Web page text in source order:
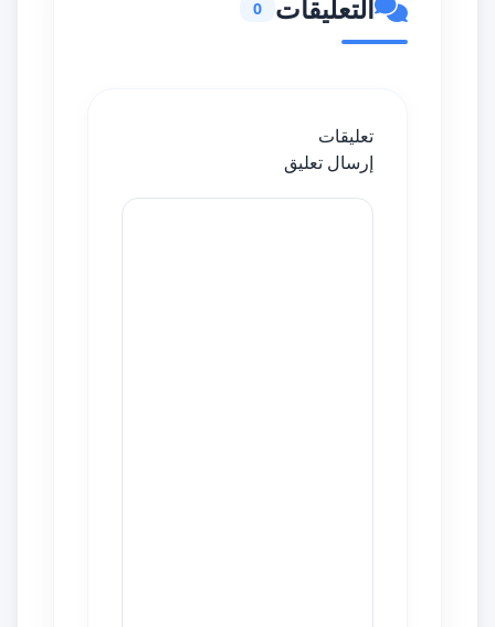
التعليقات 0
تعليقات
إرسال تعليق